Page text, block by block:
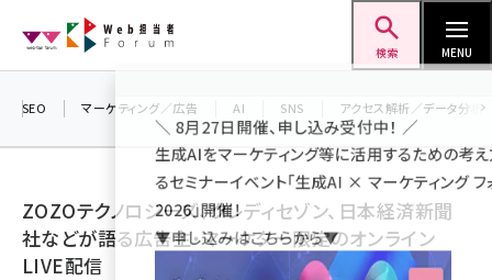
ン
検索 MENU
seo (3528)
SEO マーケティング／広告 AI SNS アクセス解析／データ分析
ZOZOテクノロジーズ、クレディセゾン、日本経済新聞
社などが語る広告主・マーケター限定のオンライン
LIVE配信
＼ 8月27日開催、申し込み受付中！ ／
生成AIをマーケティング等に活用するための
るセミナーイベント「生成AI × マーケティング
2026」開催！
▼申し込みはこちらから▼